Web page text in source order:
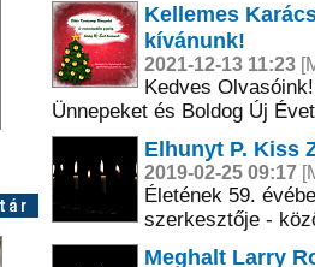
Kellemes
kívánunk!
2021-12-13 11:23
Kedves
Ünnepeket és Boldog Új
Elhunyt P. Kiss
2019-02-25 09:17
Életének 59.
szerkesztője -
Meghalt Larry